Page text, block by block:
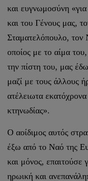
και ευγνωμοσύνη
και του Γένους μας,
Σταματελόπουλο, τον
οποίος με το αίμα
την πίστη του, μας
μαζί με τους άλλους
ατέλειωτα
κτηνωδίας».
Ο αοίδιμος αυτός
έξω από το Ναό της
και μόνος, επαιτούσε
ηρωική και